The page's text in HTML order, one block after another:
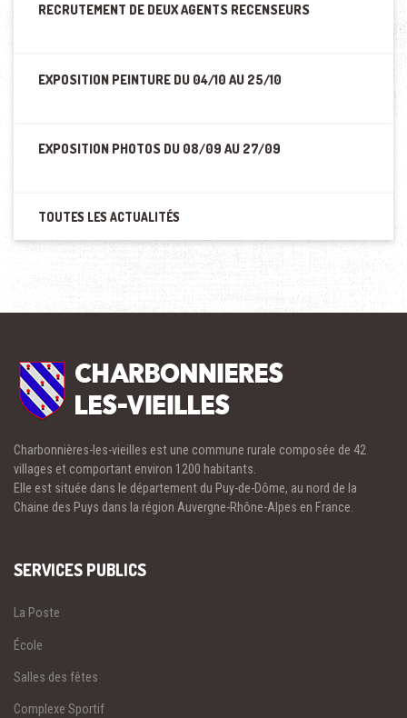
RECRUTEMENT DE DEUX AGENTS RECENSEURS
EXPOSITION PEINTURE DU 04/10 AU 25/10
EXPOSITION PHOTOS DU 08/09 AU 27/09
TOUTES LES ACTUALITÉS
Charbonnières-les-vieilles est une commune rurale composée de 42
villages et comportant environ 1200 habitants.
Elle est située dans le département du Puy-de-Dôme, au nord de la
Chaine des Puys dans la région Auvergne-Rhône-Alpes en France.
SERVICES PUBLICS
La Poste
École
Salles des fêtes
Complexe Sportif